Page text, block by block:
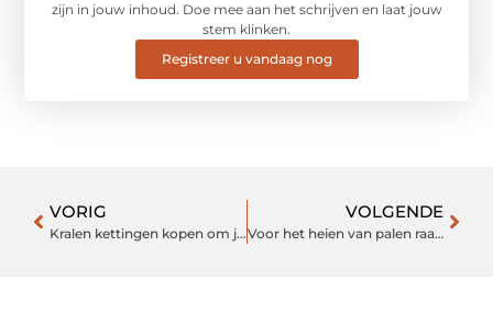
zijn in jouw inhoud. Doe mee aan het schrijven en laat jouw
stem klinken.
Registreer u vandaag nog
VORIG
Kralen kettingen kopen om je outfit compleet te maken
VOLGENDE
Voor het heien van palen raadpleegt u deze experts